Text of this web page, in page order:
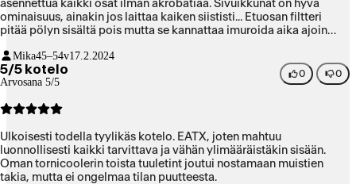
asennettua kaikki osat ilman akrobatiaa. Sivuikkunat on hyvä
ominaisuus, ainakin jos laittaa kaiken siististi... Etuosan filtteri
pitää pölyn sisältä pois mutta se kannattaa imuroida aika ajoin
Mika45–54v17.2.2024
5/5 kotelo
Arvosana 5/5
0 0
Ulkoisesti todella tyylikäs kotelo. EATX, joten mahtuu
luonnollisesti kaikki tarvittava ja vähän ylimääräistäkin sisään.
Oman tornicoolerin toista tuuletint joutui nostamaan muistien
takia, mutta ei ongelmaa tilan puutteesta.